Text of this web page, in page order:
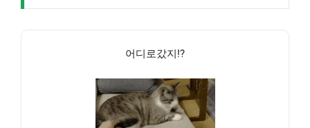
어디로갔지!?